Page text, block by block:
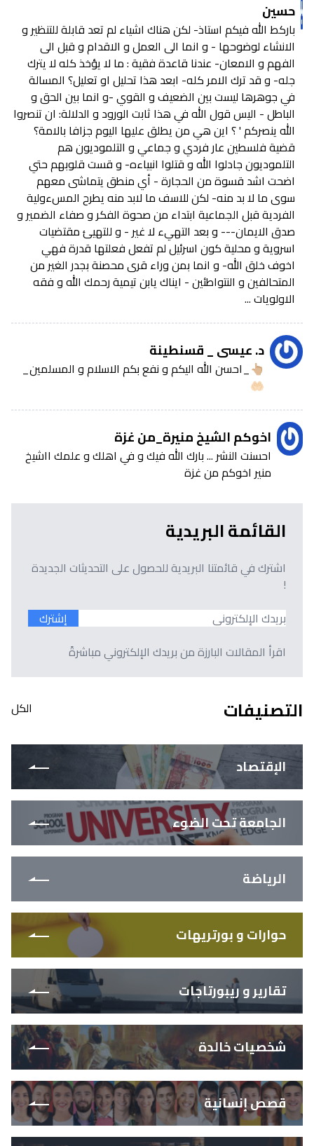
حسين
باركط الله فيكم استاذ- لكن هناك اشياء لم تعد قابلة للتنظير و
الانشاء لوضوحها - و انما الى العمل و الاقدام و قبل الى
الفهم و الامعان- عندنا قاعدة فقية : ما لا يؤخذ كله لا يترك
جله- و قد ترك الامر كله- ابعد هذا تحليل او تعليل؟ المسالة
في جوهرها ليست بين الضعيف و القوي -و انما بين الحق و
الباطل - اليس قول الله في هذا ثابت الورود و الدلالة: ان تنصروا
الله ينصركم ' ؟ اين هي من يطلق عليها اليوم جزافا بالامة؟
قضية فلسطين عار فردي و جماعي و التلموديون هم
التلموديون جادلوا الله و قتلوا انبياءه- و قست قلوبهم حتي
اضحت اشد قسوة من الحجارة - أي منطق يتماشى معهم
سوى ما لا بد منه- لكن للاسف ما لابد منه يطرح المسءولية
الفردية قبل الجماعية ابتداء من صحوة الفكر و صفاء الضمير و
صدق الايمان--- و بعد التهيء لا غير - و للتهيئ مقتضيات
اسروية و محلية كون اسرئيل لم تفعل فعلتها قدرة فهي
اخوف خلق الله- و انما بمن وراء قرى محصنة بجدر الغير من
المتحالفين و النتواطئين - ايناك يابن تيمية رحمك الله و فقه
الاولويات ...
د. عيسى _ قسنطينة
👆🏼_احسن الله اليكم و نفع بكم الاسلام و المسلمين_
🤲🏻
اخوكم الشيخ منيرة_من غزة
احسنت النشر ... بارك الله فيك و في اهلك و علمك ااشيخ
منير اخوكم من غزة
القائمة البريدية
اشترك في قائمتنا البريدية للحصول على التحديثات الجديدة
!
إشترك
اقرأ المقالات البارزة من بريدك الإلكتروني مباشرةً
التصنيفات الكل
الإقتصاد
الجامعة تحت الضوء
الرياضة
حوارات و بورتريهات
تقارير و ريبورتاجات
شخصيات خالدة
قصص إنسانية